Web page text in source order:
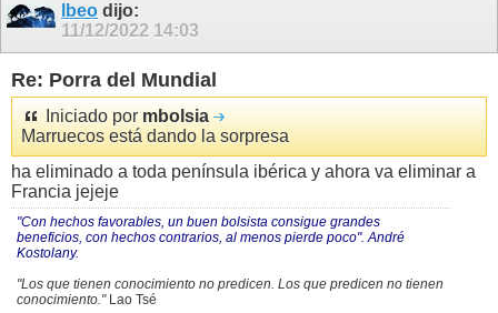
lbeo dijo:
11/12/2022 14:03
Re: Porra del Mundial
Iniciado por mbolsia
Marruecos está dando la sorpresa
ha eliminado a toda península ibérica y ahora va eliminar a
Francia jejeje
"Con hechos favorables, un buen bolsista consigue grandes
beneficios, con hechos contrarios, al menos pierde poco". André
Kostolany.
"Los que tienen conocimiento no predicen. Los que predicen no tienen
conocimiento."Lao Tsé